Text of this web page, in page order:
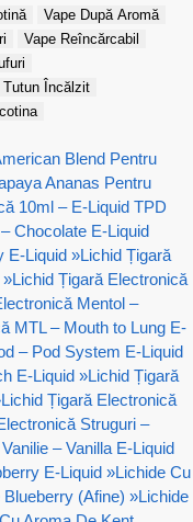
Vape După Aromă
Vape Reîncărcabil
Tutun Încălzit
Blend Pentru
Ananas Pentru
10ml – E-Liquid TPD
Chocolate E-Liquid
E-Liquid »Lichid Țigară
»Lichid Țigară Electronică
Mentol –
MTL – Mouth to Lung E-
– Pod System E-Liquid
E-Liquid »Lichid Țigară
Lichid Țigară Electronică
Struguri –
– Vanilla E-Liquid
E-Liquid »Lichide Cu
(Afine) »Lichide